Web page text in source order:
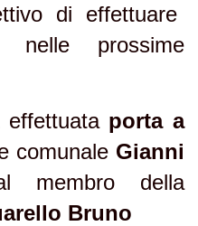
di effettuare
nelle prossime
porta a
comunale Gianni
della
Bruno